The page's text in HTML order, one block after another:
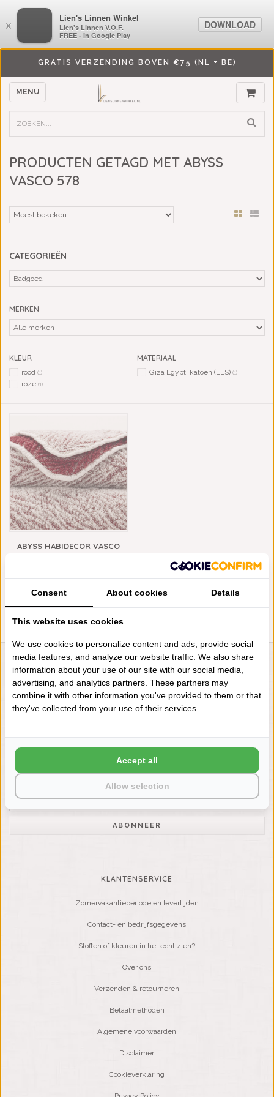
GRATIS VERZENDING BOVEN €75 (NL + BE)
MENU
PRODUCTEN GETAGD MET ABYSS
VASCO 578
CATEGORIEËN
MERKEN
KLEUR
rood (1)
roze (1)
MATERIAAL
Giza Egypt. katoen (ELS) (1)
ABYSS HABIDECOR VASCO
LIENSLINNENWINKEL.NL
VRAGEN? BEL DAN
+31 (0) 575 511817
Wilt u op de hoogte blijven?
Word lid van onze mailinglijst:
ABONNEER
KLANTENSERVICE
Zomervakantieperiode en levertijden
Contact- en bedrijfsgegevens
Stoffen of kleuren in het echt zien?
Over ons
Verzenden & retourneren
Betaalmethoden
Algemene voorwaarden
Disclaimer
Cookieverklaring
×
LiensLinnenwinkel.nl
Lien's Linnen V.O.F.
FREE - In Google Play
DOWNLOAD
Consent About cookies Details
This website uses cookies
We use cookies to personalize content and ads, provide social
media features, and analyze our website traffic. We also share
information about your use of our site with our social media,
advertising, and analytics partners. These partners may
combine it with other information you've provided to them or that
they've collected from your use of their services.
Allow selection
Accept all
×
Lien's Linnen Winkel
Lien's Linnen V.O.F.
FREE - In Google Play
DOWNLOAD